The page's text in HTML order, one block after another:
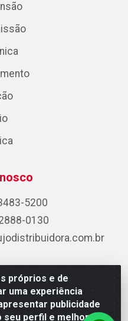
próprios e de
uma experiência
publicidade
seu perfil e melhorar a
5200
0130
de Campos, 42 -
RJ - CEP 20.920-410 -
0003-85